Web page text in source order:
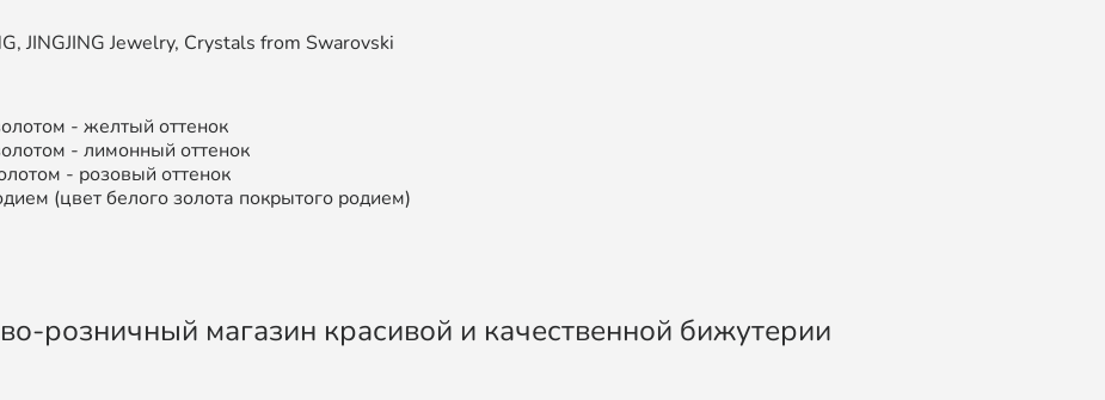
JINGJING Jewelry, Crystals from Swarovski
- желтый оттенок
- лимонный оттенок
- розовый оттенок
белого золота покрытого родием)
розничный магазин красивой и качественной бижутерии